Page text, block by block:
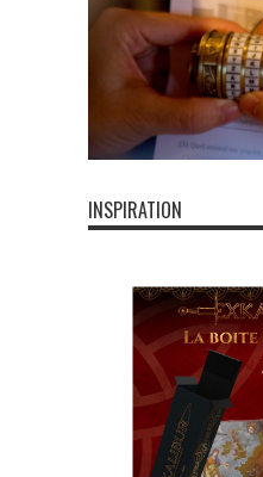
INSPIRATION